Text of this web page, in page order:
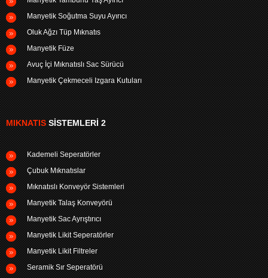
Manyetik Soğutma Suyu Ayırıcı
Oluk Ağzı Tüp Mıknatıs
Manyetik Füze
Avuç İçi Mıknatıslı Sac Sürücü
Manyetik Çekmeceli Izgara Kutuları
MIKNATISSISTEMLERI 2
Kademeli Seperatörler
Çubuk Mıknatıslar
Mıknatıslı Konveyör Sistemleri
Manyetik Talaş Konveyörü
Manyetik Sac Ayrıştırıcı
Manyetik Likit Seperatörler
Manyetik Likit Filtreler
Seramik Sır Seperatörü